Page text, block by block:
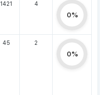
1421 4
0%
45 2
0%